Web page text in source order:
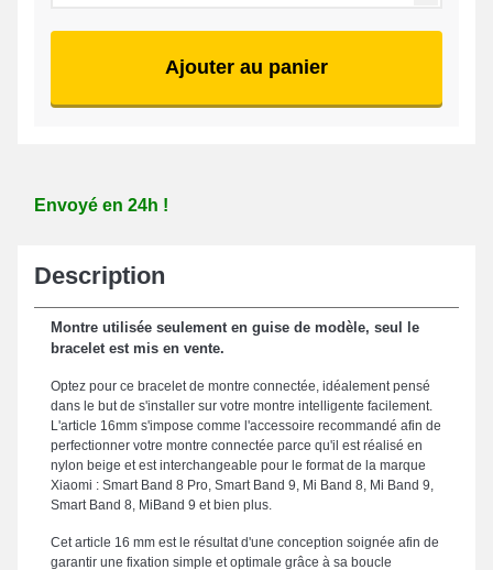
Ajouter au panier
Envoyé en 24h !
Description
Montre utilisée seulement en guise de modèle, seul le
bracelet est mis en vente.
Optez pour ce bracelet de montre connectée, idéalement pensé
dans le but de s'installer sur votre montre intelligente facilement.
L'article 16mm s'impose comme l'accessoire recommandé afin de
perfectionner votre montre connectée parce qu'il est réalisé en
nylon beige et est interchangeable pour le format de la marque
Xiaomi : Smart Band 8 Pro, Smart Band 9, Mi Band 8, Mi Band 9,
Smart Band 8, MiBand 9 et bien plus.
Cet article 16 mm est le résultat d'une conception soignée afin de
garantir une fixation simple et optimale grâce à sa boucle